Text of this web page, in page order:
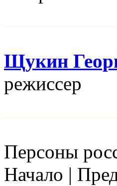
Щукин
режисcер
Персоны
Начало |